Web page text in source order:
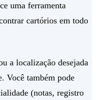
uma ferramenta
cartórios em todo
a localização desejada
Você também pode
(notas, registro